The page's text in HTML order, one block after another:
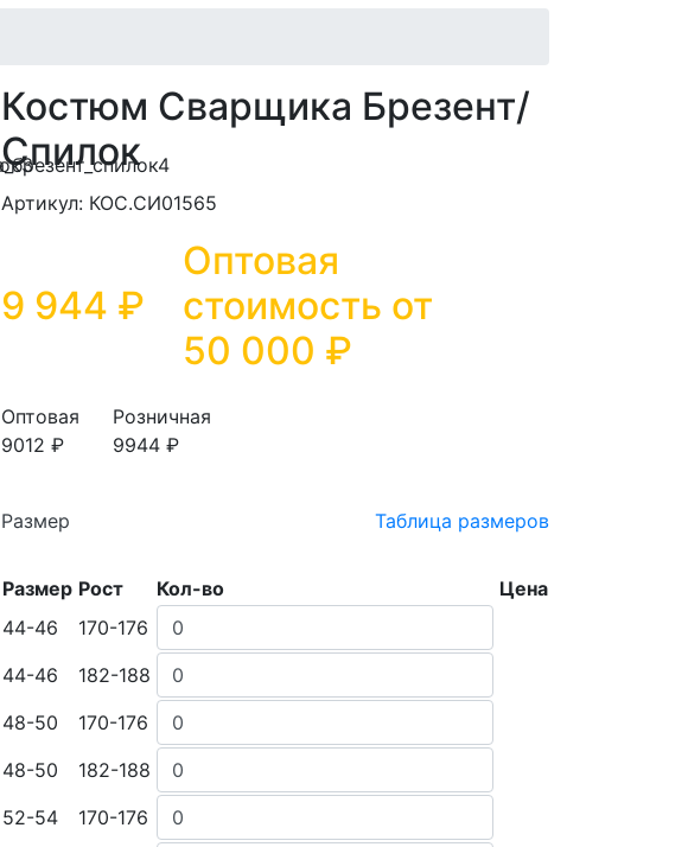
Костюм Сварщика Брезент/
Спилок
Артикул: КОС.СИ01565
9 944 ₽
Оптовая
стоимость от
50 000 ₽
Оптовая
9012 ₽
Розничная
9944 ₽
Размер Таблица размеров
Размер Рост Кол-во
Цена
44-46
170-176
44-46
182-188
48-50
170-176
48-50
182-188
52-54
170-176